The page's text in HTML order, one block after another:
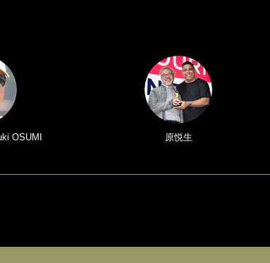
OSUMI 原悦生